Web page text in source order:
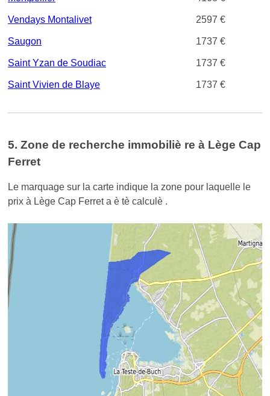
Vendays Montalivet 2597 €
Saugon 1737 €
Saint Yzan de Soudiac 1737 €
Saint Vivien de Blaye 1737 €
5. Zone de recherche immobiliè re à Lège Cap
Ferret
Le marquage sur la carte indique la zone pour laquelle le
prix à Lège Cap Ferret a è tè calculè .